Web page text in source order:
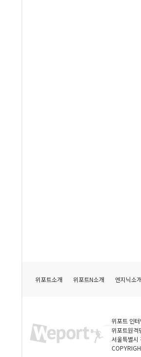
위포트소개 위포트N소개 엔지닉소
위포트 인
위포트원격
서울특별시